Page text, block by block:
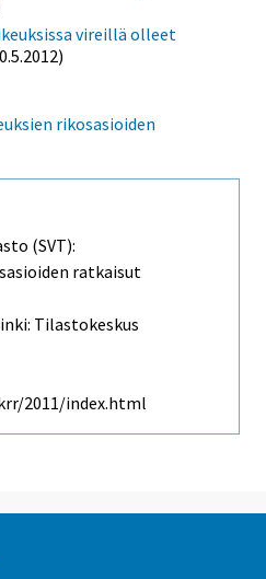
vireillä olleet
rikosasioiden
(SVT):
ratkaisut
Tilastokeskus
2011/index.html